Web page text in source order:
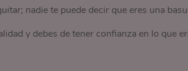
nadie te puede decir que eres una
y debes de tener confianza en lo que